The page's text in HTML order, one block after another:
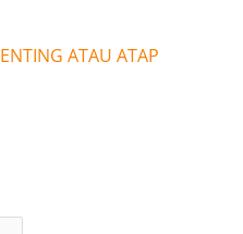
ATAU ATAP